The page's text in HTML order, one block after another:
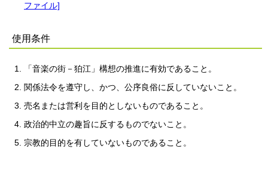
ファイル]
使用条件
「音楽の街－狛江」構想の推進に有効であること。
関係法令を遵守し、かつ、公序良俗に反していないこと。
売名または営利を目的としないものであること。
政治的中立の趣旨に反するものでないこと。
宗教的目的を有していないものであること。